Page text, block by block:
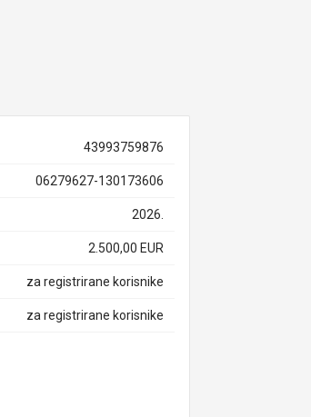
43993759876
06279627-130173606
2026.
2.500,00 EUR
za registrirane korisnike
za registrirane korisnike